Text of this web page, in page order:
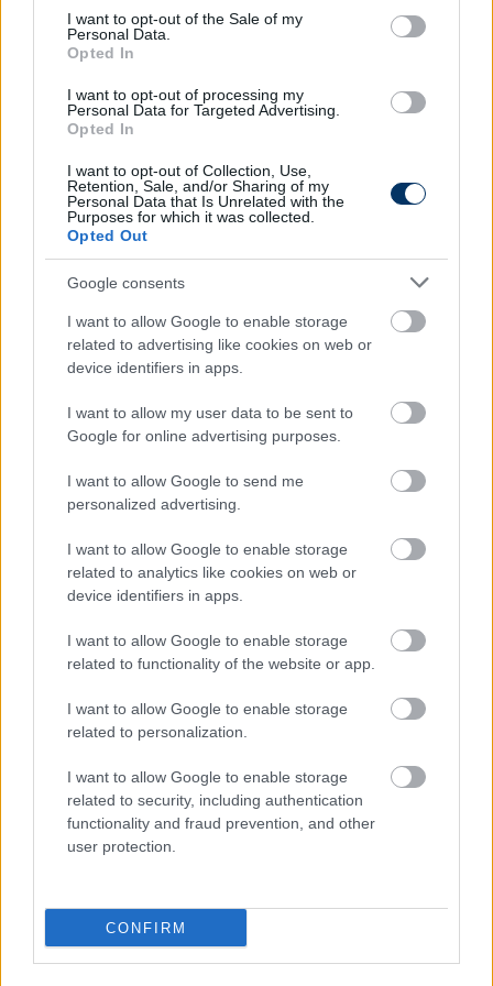
consent section.
I want to opt-out of the Sale of my
Personal Data.
Opted In
I want to opt-out of processing my
Personal Data for Targeted Advertising.
Opted In
I want to opt-out of Collection, Use,
Retention, Sale, and/or Sharing of my
Personal Data that Is Unrelated with the
Purposes for which it was collected.
Opted Out
Google consents
I want to allow Google to enable storage
related to advertising like cookies on web or
device identifiers in apps.
I want to allow my user data to be sent to
Google for online advertising purposes.
I want to allow Google to send me
personalized advertising.
I want to allow Google to enable storage
related to analytics like cookies on web or
device identifiers in apps.
I want to allow Google to enable storage
related to functionality of the website or app.
I want to allow Google to enable storage
related to personalization.
I want to allow Google to enable storage
related to security, including authentication
functionality and fraud prevention, and other
user protection.
CONFIRM
Edzők, akiktől tanult
csapatvezetést, de mindenekelőtt két szakembert
emelnék ki, Mircea Lucescut, és Marcelo Bielsát,
miattuk akartam én is edző lenni. Utóbbi volt az
edzőm Mexikóban, a Club Américánál, nagyon sokat
inspirálódtam tőle.
Olvastad már?
NB II: A korábbi Honvéd-legenda újra
kispadot kaphat
szeretné megtalálni a csapat vezetőedzőjét. Úgy
tudjuk, már közel a megállapodás.
Elolvasom
Tetszett a cikk? Megosztanád?